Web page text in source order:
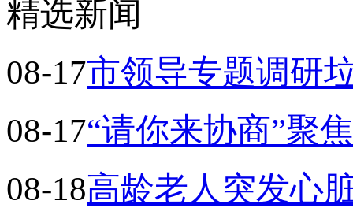
精选新闻
08-17市领导专题调研
08-17“请你来协商”聚
08-18高龄老人突发心